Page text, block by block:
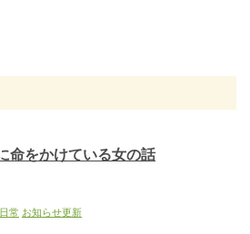
命をかけている女の話
日常 お知らせ更新